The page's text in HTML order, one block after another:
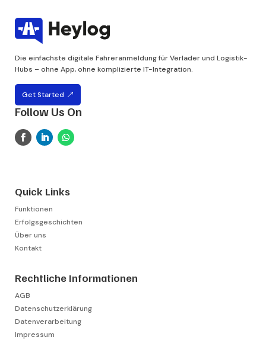
Die einfachste digitale Fahreranmeldung für Verlader und Logistik-
Hubs – ohne App, ohne komplizierte IT-Integration.
Get Started
Follow Us On
Quick Links
Funktionen
Erfolgsgeschichten
Über uns
Kontakt
Rechtliche Informationen
AGB
Datenschutzerklärung
Datenverarbeitung
Impressum